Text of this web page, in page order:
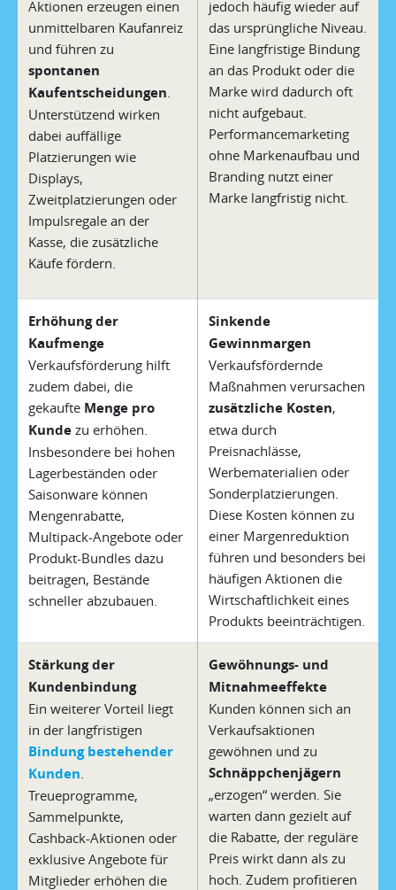
Aktionen erzeugen einen
unmittelbaren Kaufanreiz
und führen zu
spontanen
Kaufentscheidungen
Unterstützend wirken
dabei auffällige
Platzierungen wie
Displays,
Zweitplatzierungen oder
Impulsregale an der
Kasse, die zusätzliche
Käufe fördern.
jedoch häufig wieder auf
das ursprüngliche Niveau.
Eine langfristige Bindung
an das Produkt oder die
Marke wird dadurch oft
nicht aufgebaut.
Performancemarketing
ohne Markenaufbau und
Branding nutzt einer
Marke langfristig nicht.
Erhöhung der
Kaufmenge
Verkaufsförderung hilft
zudem dabei, die
gekaufte Menge pro
Kunde zu erhöhen.
Insbesondere bei hohen
Lagerbeständen oder
Saisonware können
Mengenrabatte,
Multipack-Angebote oder
Produkt-Bundles dazu
beitragen, Bestände
schneller abzubauen.
Sinkende
Gewinnmargen
Verkaufsfördernde
Maßnahmen verursachen
zusätzliche Kosten,
etwa durch
Preisnachlässe,
Werbematerialien oder
Sonderplatzierungen.
Diese Kosten können zu
einer Margenreduktion
führen und besonders bei
häufigen Aktionen die
Wirtschaftlichkeit eines
Produkts beeinträchtigen.
Stärkung der
Kundenbindung
Ein weiterer Vorteil liegt
in der langfristigen
Bindung bestehender
Kunden
Treueprogramme,
Sammelpunkte,
Cashback-Aktionen oder
exklusive Angebote für
Mitglieder erhöhen die
Gewöhnungs- und
Mitnahmeeffekte
Kunden können sich an
Verkaufsaktionen
gewöhnen und zu
Schnäppchenjägern
„erzogen“ werden. Sie
warten dann gezielt auf
die Rabatte, der reguläre
Preis wirkt dann als zu
hoch. Zudem profitieren